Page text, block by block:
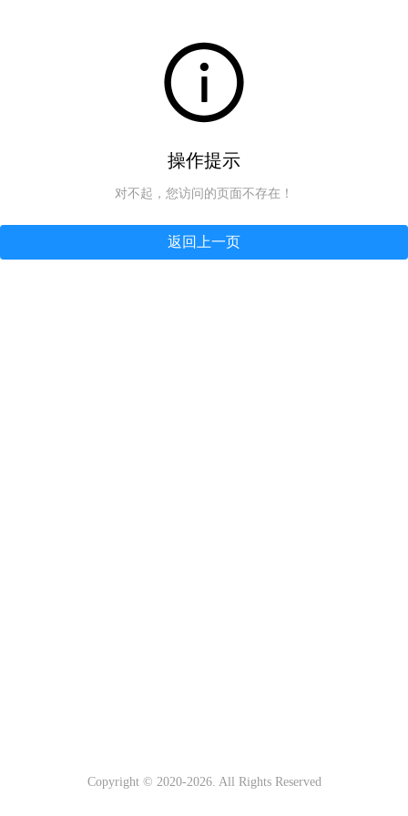
操作提示
对不起，您访问的页面不存在！
返回上一页
Copyright © 2020-2026. All Rights Reserved